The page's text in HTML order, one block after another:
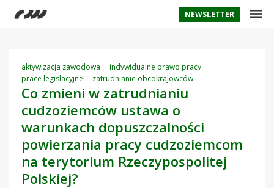
NEWSLETTER
aktywizacja zawodowa
indywidualne prawo pracy
prace legislacyjne
zatrudnianie obcokrajowców
Co zmieni w zatrudnianiu
cudzoziemców ustawa o
warunkach dopuszczalności
powierzania pracy cudzoziemcom
na terytorium Rzeczypospolitej
Polskiej?